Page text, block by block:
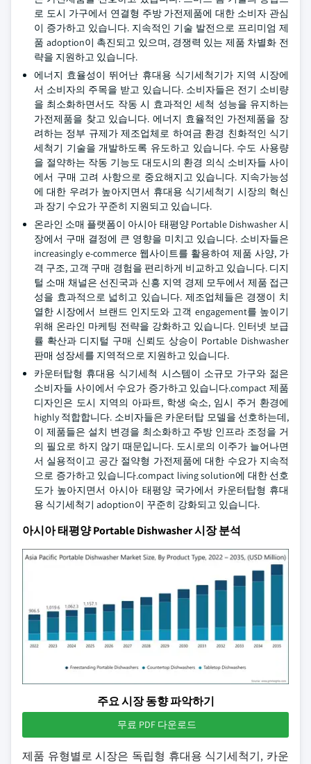
로 도시 가구에서 연결형 주방 가전제품에 대한 소비자 관심
이 증가하고 있습니다. 지속적인 기술 발전으로 프리미엄 제
품 adoption이 촉진되고 있으며, 경쟁력 있는 제품 차별화 전
략을 지원하고 있습니다.
에너지 효율성이 뛰어난 휴대용 식기세척기가 지역 시장에
서 소비자의 주목을 받고 있습니다. 소비자들은 전기 소비량
을 최소화하면서도 작동 시 효과적인 세척 성능을 유지하는
가전제품을 찾고 있습니다. 에너지 효율적인 가전제품을 장
려하는 정부 규제가 제조업체로 하여금 환경 친화적인 식기
세척기 기술을 개발하도록 유도하고 있습니다. 수도 사용량
을 절약하는 작동 기능도 대도시의 환경 의식 소비자들 사이
에서 구매 고려 사항으로 중요해지고 있습니다. 지속가능성
에 대한 우려가 높아지면서 휴대용 식기세척기 시장의 혁신
과 장기 수요가 꾸준히 지원되고 있습니다.
온라인 소매 플랫폼이 아시아 태평양 Portable Dishwasher 시
장에서 구매 결정에 큰 영향을 미치고 있습니다. 소비자들은
increasingly e-commerce 웹사이트를 활용하여 제품 사양, 가
격 구조, 고객 구매 경험을 편리하게 비교하고 있습니다. 디지
털 소매 채널은 선진국과 신흥 지역 경제 모두에서 제품 접근
성을 효과적으로 넓히고 있습니다. 제조업체들은 경쟁이 치
열한 시장에서 브랜드 인지도와 고객 engagement를 높이기
위해 온라인 마케팅 전략을 강화하고 있습니다. 인터넷 보급
률 확산과 디지털 구매 신뢰도 상승이 Portable Dishwasher
판매 성장세를 지역적으로 지원하고 있습니다.
카운터탑형 휴대용 식기세척 시스템이 소규모 가구와 젊은
소비자들 사이에서 수요가 증가하고 있습니다.compact 제품
디자인은 도시 지역의 아파트, 학생 숙소, 임시 주거 환경에
highly 적합합니다. 소비자들은 카운터탑 모델을 선호하는데,
이 제품들은 설치 변경을 최소화하고 주방 인프라 조정을 거
의 필요로 하지 않기 때문입니다. 도시로의 이주가 늘어나면
서 실용적이고 공간 절약형 가전제품에 대한 수요가 지속적
으로 증가하고 있습니다.compact living solution에 대한 선호
도가 높아지면서 아시아 태평양 국가에서 카운터탑형 휴대
용 식기세척기 adoption이 꾸준히 강화되고 있습니다.
아시아 태평양 Portable Dishwasher 시장 분석
주요 시장 동향 파악하기
무료 PDF 다운로드
제품 유형별로 시장은 독립형 휴대용 식기세척기, 카운